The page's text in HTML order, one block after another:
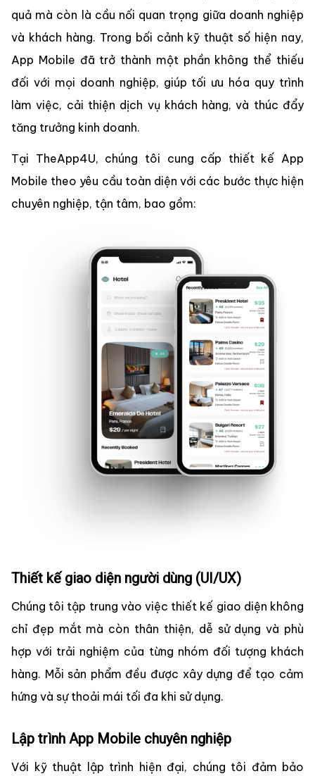
quả mà còn là cầu nối quan trọng giữa doanh nghiệp
và khách hàng. Trong bối cảnh kỹ thuật số hiện nay,
App Mobile đã trở thành một phần không thể thiếu
đối với mọi doanh nghiệp, giúp tối ưu hóa quy trình
làm việc, cải thiện dịch vụ khách hàng, và thúc đẩy
tăng trưởng kinh doanh.
Tại TheApp4U, chúng tôi cung cấp thiết kế App
Mobile theo yêu cầu toàn diện với các bước thực hiện
chuyên nghiệp, tận tâm, bao gồm:
Thiết kế giao diện người dùng (UI/UX)
Chúng tôi tập trung vào việc thiết kế giao diện không
chỉ đẹp mắt mà còn thân thiện, dễ sử dụng và phù
hợp với trải nghiệm của từng nhóm đối tượng khách
hàng. Mỗi sản phẩm đều được xây dựng để tạo cảm
hứng và sự thoải mái tối đa khi sử dụng.
Lập trình App Mobile chuyên nghiệp
Với kỹ thuật lập trình hiện đại, chúng tôi đảm bảo